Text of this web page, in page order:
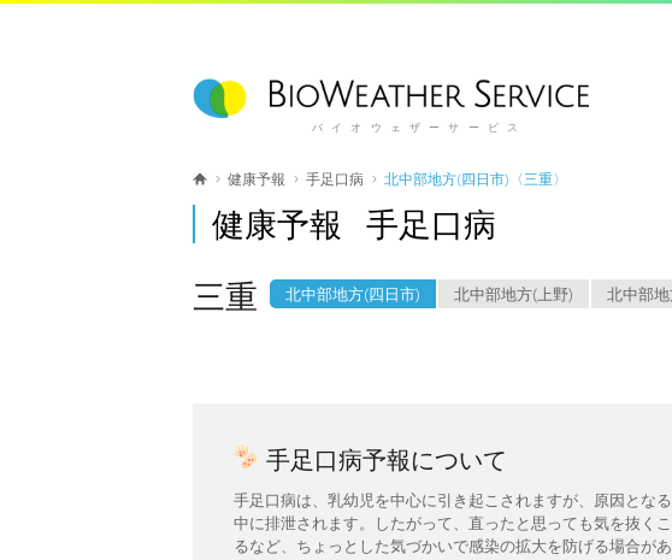
バイオウェザーサービス
健康予報 手足口病 北中部地方(四日市)〈三重〉
健康予報 手足口病
三重 北中部地方(四日市) 北中部地方(上野) 北中部地
手足口病予報について
手足口病は、乳幼児を中心に引き起こされますが、原因とな
中に排泄されます。したがって、直ったと思っても気を抜く
るなど、ちょっとした気づかいで感染の拡大を防げる場合があ